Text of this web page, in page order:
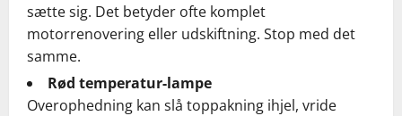
sætte sig. Det betyder ofte komplet
motorrenovering eller udskiftning. Stop med det
samme.
Rød temperatur-lampe
Overophedning kan slå toppakning ihjel, vride